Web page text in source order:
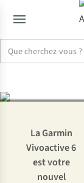
La Garmin
Vivoactive 6
est votre
nouvel